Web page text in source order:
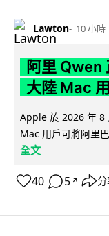
Lawton 10 小時
阿里 Qwen
大陸 Mac
Apple 於 2026 年 8
Mac 用戶可將阿里
全文
40 5 ↗